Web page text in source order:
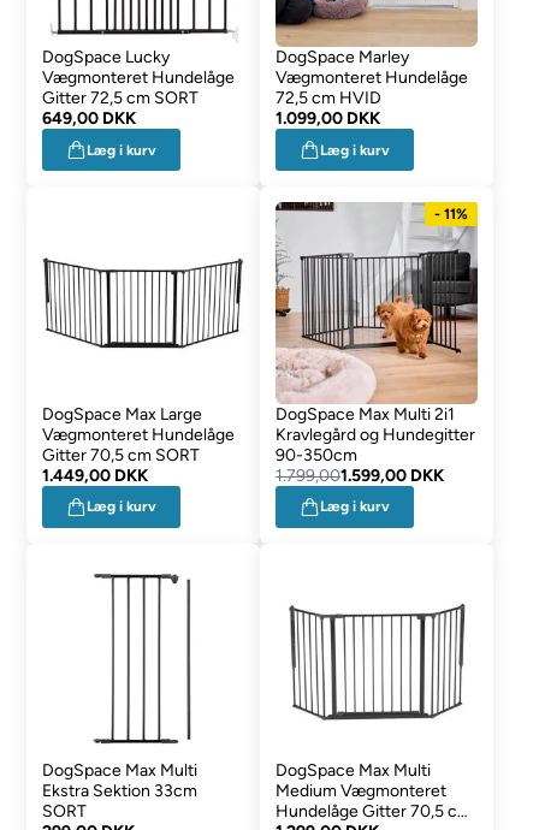
DogSpace Lucky
Vægmonteret Hundelåge
Gitter 72,5 cm SORT
649,00 DKK
Læg i kurv
DogSpace Marley
Vægmonteret Hundelåge
72,5 cm HVID
1.099,00 DKK
Læg i kurv
DogSpace Max Large
Vægmonteret Hundelåge
Gitter 70,5 cm SORT
1.449,00 DKK
Læg i kurv
- 11%
DogSpace Max Multi 2i1
Kravlegård og Hundegitter
90-350cm
1.799,001.599,00 DKK
Læg i kurv
DogSpace Max Multi
Ekstra Sektion 33cm
SORT
DogSpace Max Multi
Medium Vægmonteret
Hundelåge Gitter 70,5 cm